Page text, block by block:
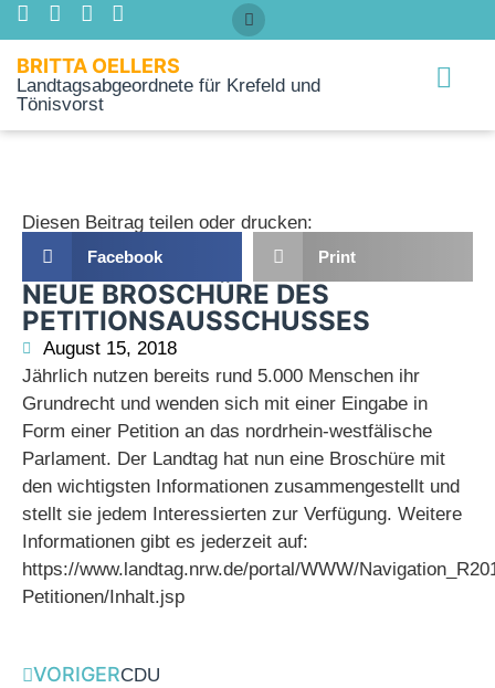
BRITTA OELLERS
Landtagsabgeordnete für Krefeld und
Tönisvorst
NEUE BROSCHÜRE DES
PETITIONSAUSSCHUSSES
August 15, 2018
Jährlich nutzen bereits rund 5.000 Menschen ihr
Grundrecht und wenden sich mit einer Eingabe in
Form einer Petition an das nordrhein-westfälische
Parlament. Der Landtag hat nun eine Broschüre mit
den wichtigsten Informationen zusammengestellt und
stellt sie jedem Interessierten zur Verfügung. Weitere
Informationen gibt es jederzeit auf:
https://www.landtag.nrw.de/portal/WWW/
Petitionen/Inhalt.jsp
Diesen Beitrag teilen oder drucken:
Facebook Print
VORIGERCDU